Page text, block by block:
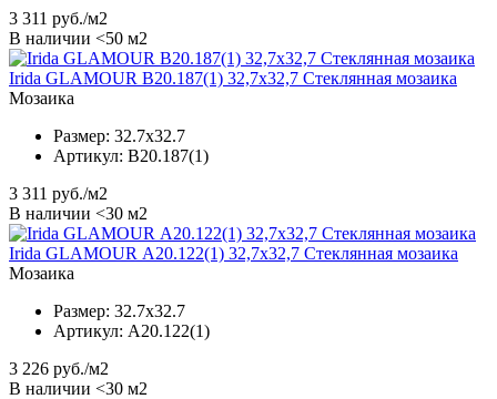
3 311 руб./м2
В наличии <50 м2
Irida GLAMOUR B20.187(1) 32,7x32,7 Стеклянная мозаика
Мозаика
Размер: 32.7x32.7
Артикул: B20.187(1)
3 311 руб./м2
В наличии <30 м2
Irida GLAMOUR А20.122(1) 32,7x32,7 Стеклянная мозаика
Мозаика
Размер: 32.7x32.7
Артикул: А20.122(1)
3 226 руб./м2
В наличии <30 м2